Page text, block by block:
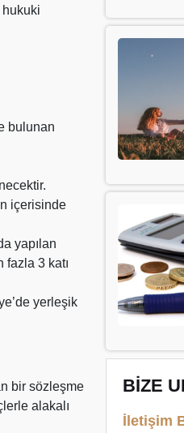
bulunan
içerisinde
yapılan
3 katı
yerleşik
bir sözleşme
alakalı
BİZE
İletişim